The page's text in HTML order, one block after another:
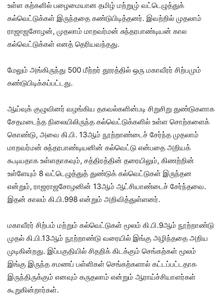
உள்ள கற்களில் பழைமையான தமிழ் மற்றுமு் வட்டெழுத்துக்
கல்வெட்டுக்கள் இருந்ததை கண்டுபிடித்தனர். இவற்றில் முதலாம்
ராஜாஜசோழன், முதலாம் மாறவர்மன் சுந்தரபாண்டியன் கால
கல்வெட்டுக்கள் எனத் தெரியவந்தது.
மேலும் அங்கிருந்து 500 மீற்றர் தூரத்தில் ஒரு மகாவீரர் சிற்பமும்
கண்டுபிடிக்கப்பட்டது.
ஆய்வுக் குழுவினர் வழங்கிய தகவல்களின்படி சிறுசிறு துண்டுகளாக
சேதமடைந்த நிலையிலிருந்த கல்வெட்டுக்களில் உள்ள சொற்களைக்
கொண்டு, அவை கி.பி. 13ஆம் நூற்றாண்டைச் சேர்ந்த முதலாம்
மாறவர்மன் சுந்தரபாண்டியனின் கல்வெட்டு என்பதை அறியக்
கூடியதாக உள்ளதாகவும், சத்திரத்தின் தரையிலும், கிணற்றின்
உள்ளேயும் 8 வட்டெழுத்துத் துண்டுக் கல்வெட்டுகள் இருந்தன
என்றும், ராஜராஜசோழனின் 13ஆம் ஆட்சியாண்டைச் சேர்ந்தவை.
இதன் காலம் கி.பி.998 என்றும் அறிவித்துள்ளனர்.
மகாவீரர் சிற்பம் மற்றும் கல்வெட்டுகள் மூலம் கி.பி.9ஆம் நூற்றாண்டு
முதல் கி.பி.13ஆம் நூற்றாண்டு வரையில் இங்கு அழிந்ததை அறிய
முடிகின்றது. இப்பகுதியில் சிதறிக் கிடக்கும் செங்கற்கள் மூலம்
இங்கு இருந்த சமணப் பள்ளிகள் செங்கற்களால் கட்டப்பட்டதாக
இருந்திருக்கும் எனவும் கருதலாம் என்றும் ஆராய்ச்சியாளர்கள்
கூறுகின்றார்கள்.